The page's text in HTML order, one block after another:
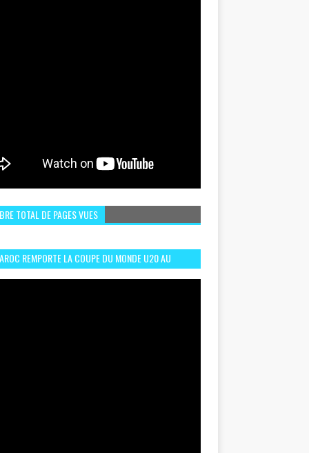
TOTAL DE PAGES VUES
REMPORTE LA COUPE DU MONDE U20 AU